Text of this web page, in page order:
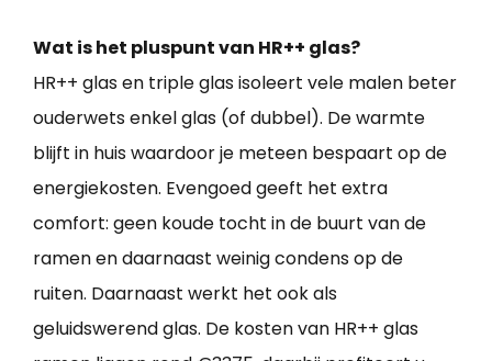
Wat is het pluspunt van HR++ glas?
HR++ glas en triple glas isoleert vele malen beter
ouderwets enkel glas (of dubbel). De warmte
blijft in huis waardoor je meteen bespaart op de
energiekosten. Evengoed geeft het extra
comfort: geen koude tocht in de buurt van de
ramen en daarnaast weinig condens op de
ruiten. Daarnaast werkt het ook als
geluidswerend glas. De kosten van HR++ glas